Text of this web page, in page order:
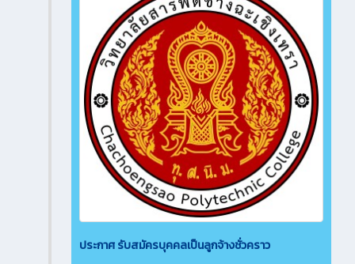
ประกาศ รับสมัครบุคคลเป็นลูกจ้างชั่วคราว